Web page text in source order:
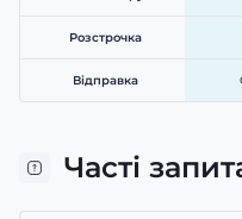
Розстрочка
Відправка
Часті